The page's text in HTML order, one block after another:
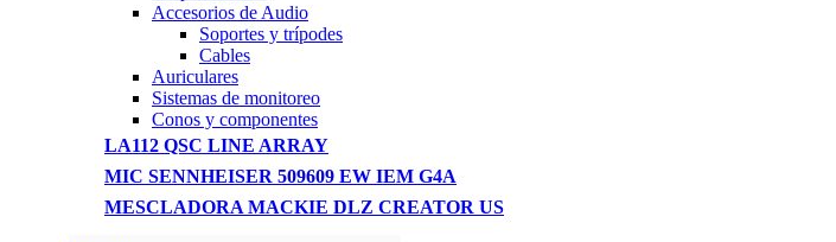
Accesorios de Audio
Soportes y trípodes
Cables
Auriculares
Sistemas de monitoreo
Conos y componentes
LA112 QSC LINE ARRAY
MIC SENNHEISER 509609 EW IEM G4A
MESCLADORA MACKIE DLZ CREATOR US